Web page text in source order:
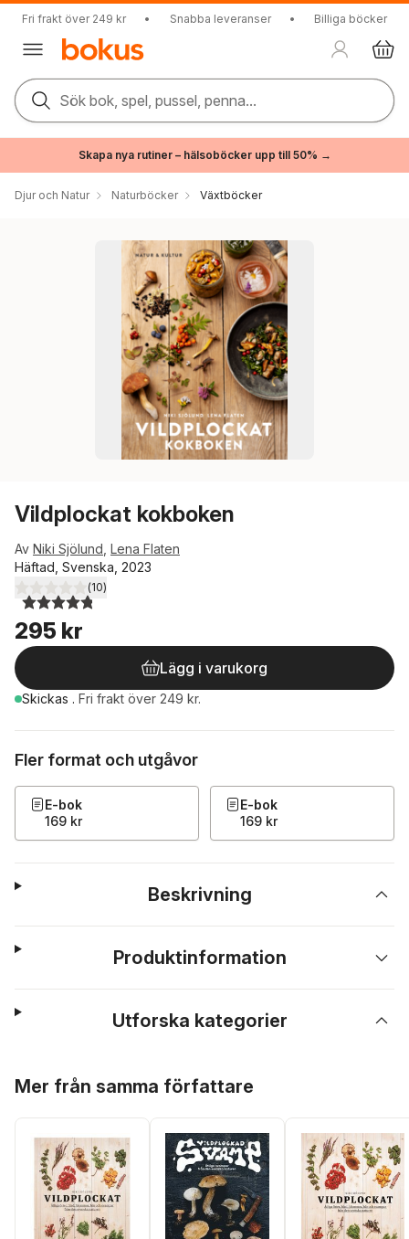
Fri frakt över 249 kr • Snabba leveranser • Billiga böcker
Sök bok, spel, pussel, penna...
Skapa nya rutiner – hälsoböcker upp till 50% →
Djur och Natur Naturböcker Växtböcker
Vildplockat kokboken
Av Niki Sjölund Lena Flaten
Häftad, Svenska, 2023
4,8utav 5 stjärnor. Totalt antal röster:
(10)
295 kr
Lägg i varukorg
Skickas . Fri frakt över 249 kr.
Fler format och utgåvor
E-bok
169 kr
E-bok
169 kr
Beskrivning
Produktinformation
Utforska kategorier
Mer från samma författare